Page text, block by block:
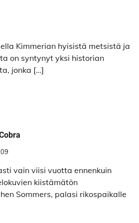
Kimmerian hyisistä metsistä ja
on syntynyt yksi historian
jonka […]
vain viisi vuotta ennenkuin
kiistämätön
Sommers, palasi rikospaikalle